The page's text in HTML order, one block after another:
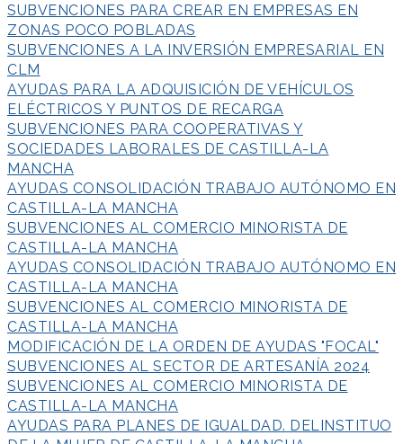
SUBVENCIONES PARA CREAR EN EMPRESAS EN
ZONAS POCO POBLADAS
SUBVENCIONES A LA INVERSIÓN EMPRESARIAL EN
CLM
AYUDAS PARA LA ADQUISICIÓN DE VEHÍCULOS
ELÉCTRICOS Y PUNTOS DE RECARGA
SUBVENCIONES PARA COOPERATIVAS Y
SOCIEDADES LABORALES DE CASTILLA-LA
MANCHA
AYUDAS CONSOLIDACIÓN TRABAJO AUTÓNOMO EN
CASTILLA-LA MANCHA
SUBVENCIONES AL COMERCIO MINORISTA DE
CASTILLA-LA MANCHA
AYUDAS CONSOLIDACIÓN TRABAJO AUTÓNOMO EN
CASTILLA-LA MANCHA
SUBVENCIONES AL COMERCIO MINORISTA DE
CASTILLA-LA MANCHA
MODIFICACIÓN DE LA ORDEN DE AYUDAS "FOCAL"
SUBVENCIONES AL SECTOR DE ARTESANÍA 2024
SUBVENCIONES AL COMERCIO MINORISTA DE
CASTILLA-LA MANCHA
AYUDAS PARA PLANES DE IGUALDAD. DELINSTITUO